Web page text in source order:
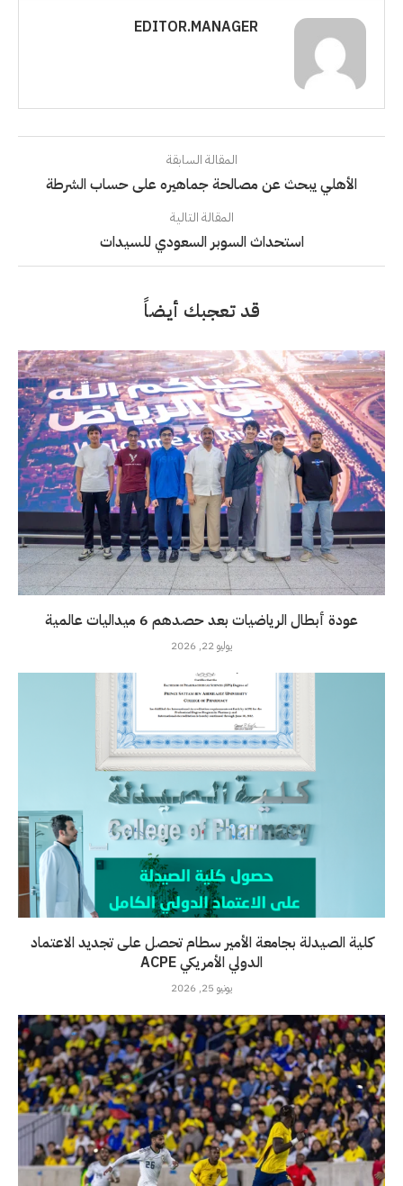
EDITOR.MANAGER
المقالة السابقة
الأهلي يبحث عن مصالحة جماهيره على حساب الشرطة
المقالة التالية
استحداث السوبر السعودي للسيدات
قد تعجبك أيضاً
عودة أبطال الرياضيات بعد حصدهم 6 ميداليات عالمية
يوليو 22, 2026
كلية الصيدلة بجامعة الأمير سطام تحصل على تجديد الاعتماد
الدولي الأمريكي ACPE
يونيو 25, 2026